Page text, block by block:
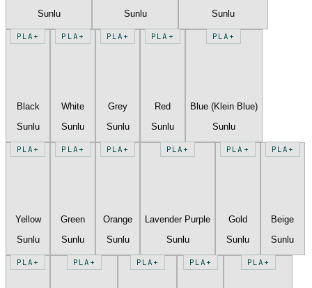
Sunlu
Sunlu
Sunlu
PLA+
Black
Sunlu
PLA+
White
Sunlu
PLA+
Grey
Sunlu
PLA+
Red
Sunlu
PLA+
Blue (Klein Blue)
Sunlu
PLA+
Yellow
Sunlu
PLA+
Green
Sunlu
PLA+
Orange
Sunlu
PLA+
Lavender Purple
Sunlu
PLA+
Gold
Sunlu
PLA+
Beige
Sunlu
PLA+ PLA+ PLA+ PLA+ PLA+